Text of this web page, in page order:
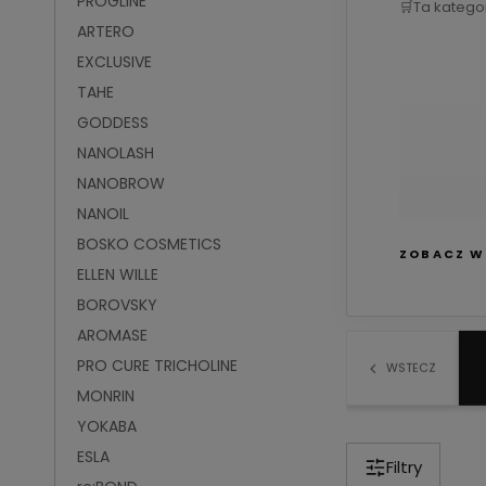
ARTERO
EXCLUSIVE
TAHE
GODDESS
NANOLASH
NANOBROW
NANOIL
BOSKO COSMETICS
ELLEN WILLE
BOROVSKY
AROMASE
PRO CURE TRICHOLINE
MONRIN
YOKABA
ESLA
🛒Ta
Color
oraz po
olejku
ZOBACZ
WSTECZ
Filtry